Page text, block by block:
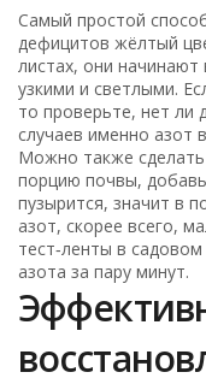
Самый простой
дефицитов жёлтый
листах, они
узкими и светлыми.
то проверьте, нет ли
случаев именно азот
Можно также
порцию почвы,
пузырится, значит в
азот, скорее всего,
тест‑ленты в
азота за пару минут.